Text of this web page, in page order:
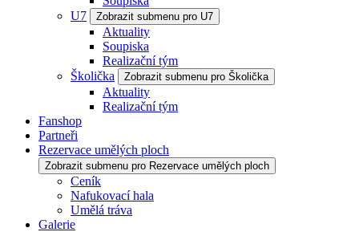
U7
Zobrazit submenu pro U7
Aktuality
Soupiska
Realizační tým
Školička
Zobrazit submenu pro Školička
Aktuality
Realizační tým
Fanshop
Partneři
Rezervace umělých ploch
Zobrazit submenu pro Rezervace umělých ploch
Ceník
Nafukovací hala
Umělá tráva
Galerie